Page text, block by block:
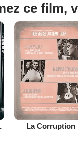
ce film,
(TV) La Corruption